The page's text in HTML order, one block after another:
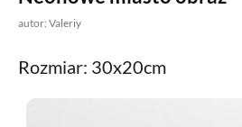
autor: Valeriy
Rozmiar: 30x20cm